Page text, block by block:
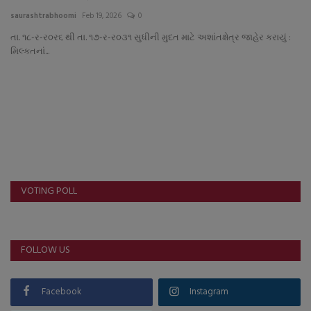
About Author
Contact
ગુજરાત
Support US
બજારના સમાચાર
saurashtrabhoomi Feb 19, 2026 0
તા. ૧૮-ર-ર૦ર૬ થી તા. ૧૭-ર-ર૦૩૧ સુધીની મુદત માટે અશાંતક્ષેત્ર જાહેર કરાયું :
મિલ્કતનાં...
VOTING POLL
FOLLOW US
Facebook Instagram